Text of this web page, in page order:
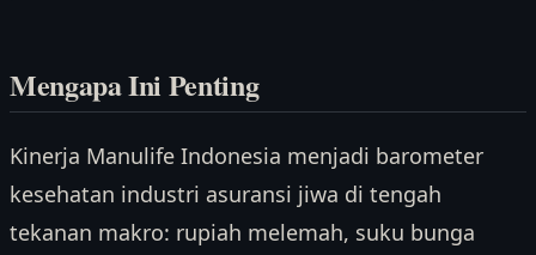
Mengapa Ini Penting
Kinerja Manulife Indonesia menjadi barometer
kesehatan industri asuransi jiwa di tengah
tekanan makro: rupiah melemah, suku bunga